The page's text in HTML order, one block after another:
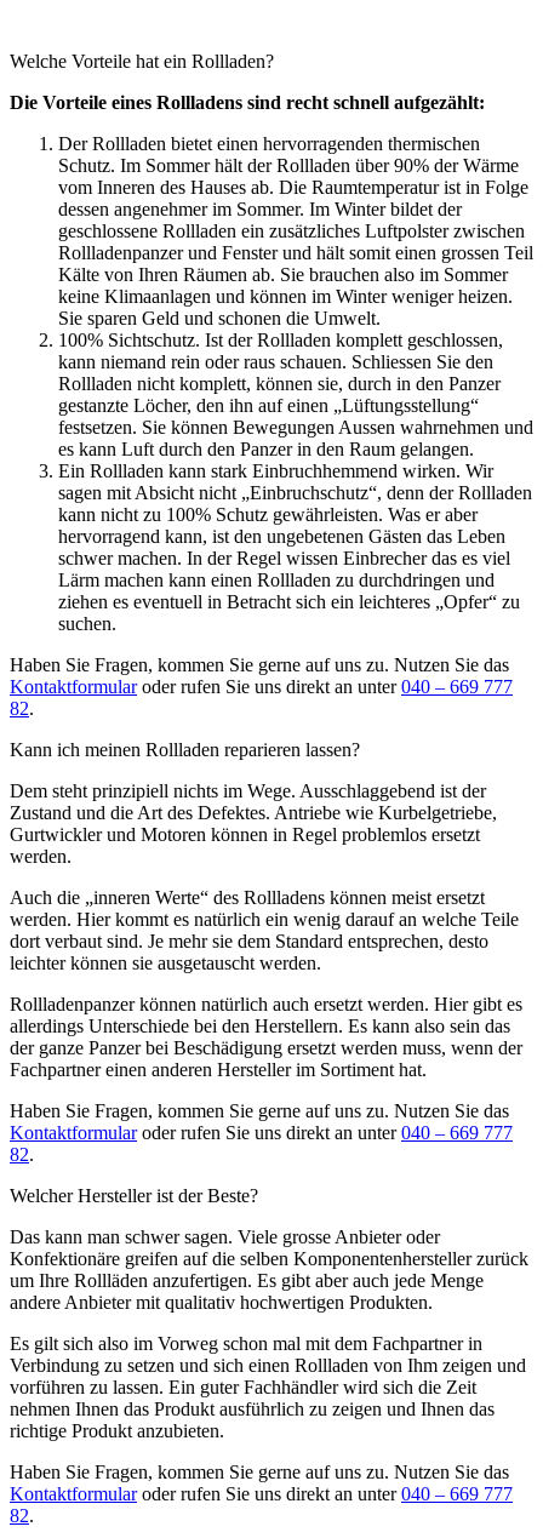
Welche Vorteile hat ein Rollladen?
Die Vorteile eines Rollladens sind recht schnell aufgezählt:
Der Rollladen bietet einen hervorragenden thermischen
Schutz. Im Sommer hält der Rollladen über 90% der Wärme
vom Inneren des Hauses ab. Die Raumtemperatur ist in Folge
dessen angenehmer im Sommer. Im Winter bildet der
geschlossene Rollladen ein zusätzliches Luftpolster zwischen
Rollladenpanzer und Fenster und hält somit einen grossen Teil
Kälte von Ihren Räumen ab. Sie brauchen also im Sommer
keine Klimaanlagen und können im Winter weniger heizen.
Sie sparen Geld und schonen die Umwelt.
100% Sichtschutz. Ist der Rollladen komplett geschlossen,
kann niemand rein oder raus schauen. Schliessen Sie den
Rollladen nicht komplett, können sie, durch in den Panzer
gestanzte Löcher, den ihn auf einen „Lüftungsstellung“
festsetzen. Sie können Bewegungen Aussen wahrnehmen und
es kann Luft durch den Panzer in den Raum gelangen.
Ein Rollladen kann stark Einbruchhemmend wirken. Wir
sagen mit Absicht nicht „Einbruchschutz“, denn der Rollladen
kann nicht zu 100% Schutz gewährleisten. Was er aber
hervorragend kann, ist den ungebetenen Gästen das Leben
schwer machen. In der Regel wissen Einbrecher das es viel
Lärm machen kann einen Rollladen zu durchdringen und
ziehen es eventuell in Betracht sich ein leichteres „Opfer“ zu
suchen.
Haben Sie Fragen, kommen Sie gerne auf uns zu. Nutzen Sie das
Kontaktformularoder rufen Sie uns direkt an unter040 – 669 777
82.
Kann ich meinen Rollladen reparieren lassen?
Dem steht prinzipiell nichts im Wege. Ausschlaggebend ist der
Zustand und die Art des Defektes. Antriebe wie Kurbelgetriebe,
Gurtwickler und Motoren können in Regel problemlos ersetzt
werden.
Auch die „inneren Werte“ des Rollladens können meist ersetzt
werden. Hier kommt es natürlich ein wenig darauf an welche Teile
dort verbaut sind. Je mehr sie dem Standard entsprechen, desto
leichter können sie ausgetauscht werden.
Rollladenpanzer können natürlich auch ersetzt werden. Hier gibt es
allerdings Unterschiede bei den Herstellern. Es kann also sein das
der ganze Panzer bei Beschädigung ersetzt werden muss, wenn der
Fachpartner einen anderen Hersteller im Sortiment hat.
Haben Sie Fragen, kommen Sie gerne auf uns zu. Nutzen Sie das
Kontaktformularoder rufen Sie uns direkt an unter040 – 669 777
82.
Welcher Hersteller ist der Beste?
Das kann man schwer sagen. Viele grosse Anbieter oder
Konfektionäre greifen auf die selben Komponentenhersteller zurück
um Ihre Rollläden anzufertigen. Es gibt aber auch jede Menge
andere Anbieter mit qualitativ hochwertigen Produkten.
Es gilt sich also im Vorweg schon mal mit dem Fachpartner in
Verbindung zu setzen und sich einen Rollladen von Ihm zeigen und
vorführen zu lassen. Ein guter Fachhändler wird sich die Zeit
nehmen Ihnen das Produkt ausführlich zu zeigen und Ihnen das
richtige Produkt anzubieten.
Haben Sie Fragen, kommen Sie gerne auf uns zu. Nutzen Sie das
Kontaktformularoder rufen Sie uns direkt an unter040 – 669 777
82.